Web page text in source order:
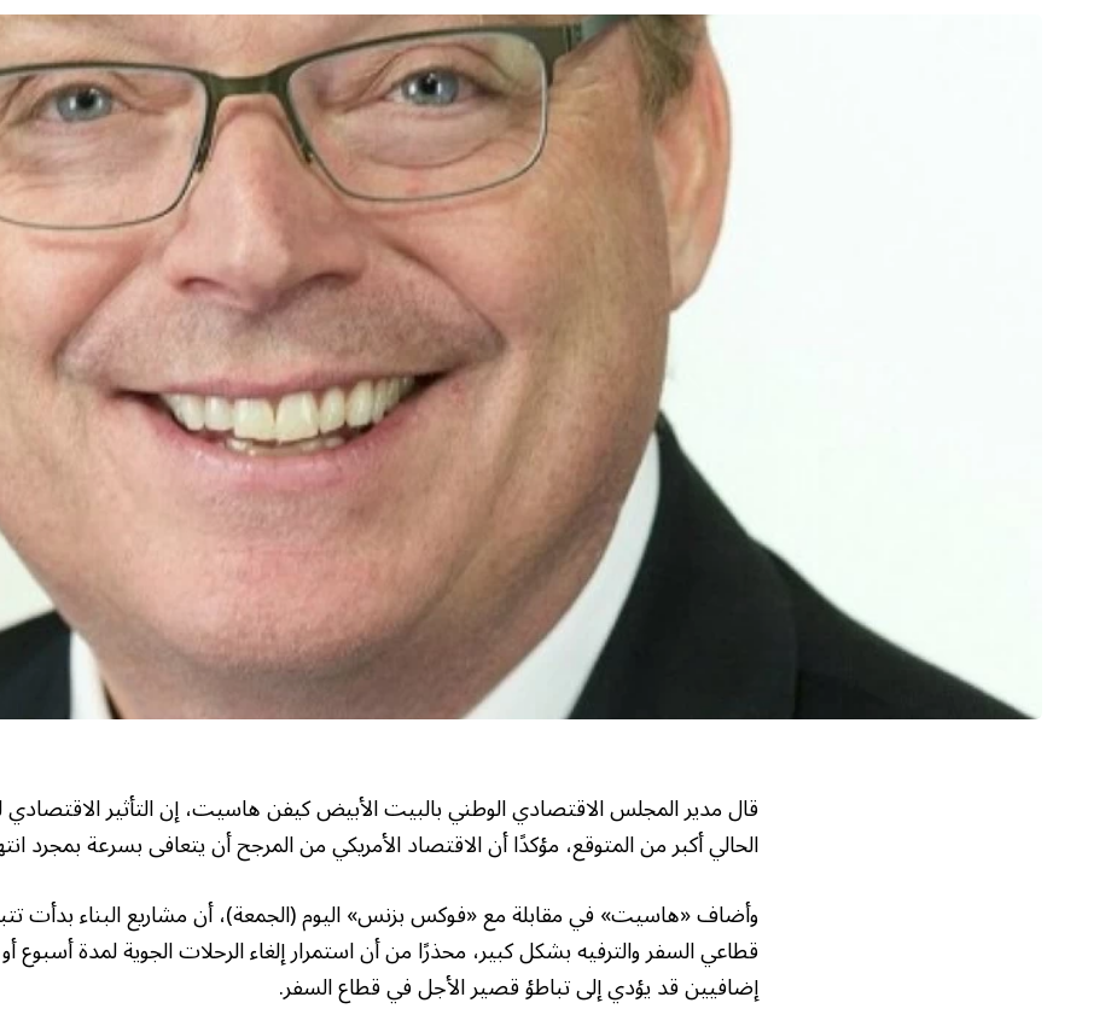
قال مدير المجلس الاقتصادي الوطني بالبيت الأبيض كيفن هاسيت، إن التأثير الاقتصادي
الحالي أكبر من المتوقع، مؤكدًا أن الاقتصاد الأمريكي من المرجح أن يتعافى بسرعة بمجرد
وأضاف «هاسيت» في مقابلة مع «فوكس بزنس» اليوم (الجمعة)، أن مشاريع البناء بدأت
قطاعي السفر والترفيه بشكل كبير، محذرًا من أن استمرار إلغاء الرحلات الجوية لمدة أسبوع
إضافيين قد يؤدي إلى تباطؤ قصير الأجل في قطاع السفر.